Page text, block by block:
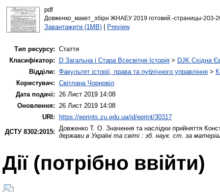
pdf
Довженко_макет_збірн ЖНАЕУ 2019 готовий.-страницы-203-
Завантажити (1MB)| Preview
Тип ресурсу: Стаття
Класифікатор:
D Загальна і Стара Всесвітня Історія > DJK Східна
Відділи: Факультет історії, права та публічного управління >
Користувач: Світлана Чорновіл
Дата подачі: 26 Лист 2019 14:08
Оновлення: 26 Лист 2019 14:08
URI:
https://eprints.zu.edu.ua/id/eprint/30317
ДСТУ 8302:2015: Довженко Т. О. Значeння та наслідки прийняття
держави в Україні та світі : зб. наук. ст. за
Дії ​​(потрібно ввійти)